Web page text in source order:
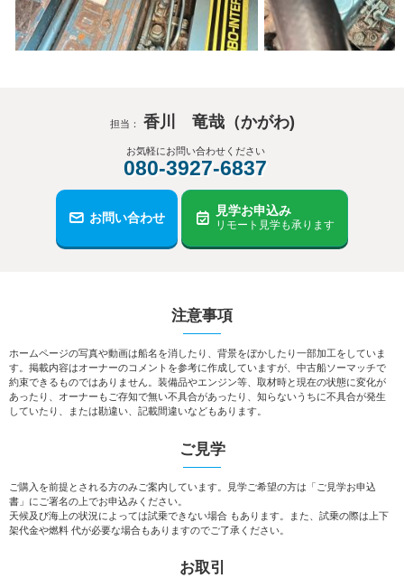
担当： 香川 竜哉（かがわ)
お気軽にお問い合わせください
080-3927-6837
お問い合わせ 見学お申込み
リモート見学も承ります
注意事項
ホームページの写真や動画は船名を消したり、背景をぼかしたり一部加工をしていま
す。掲載内容はオーナーのコメントを参考に作成していますが、中古船ソーマッチで
約束できるものではありません。装備品やエンジン等、取材時と現在の状態に変化が
あったり、オーナーもご存知で無い不具合があったり、知らないうちに不具合が発生
していたり、または勘違い、記載間違いなどもあります。
ご見学
ご購入を前提とされる方のみご案内しています。見学ご希望の方は「ご見学お申込
書」にご署名の上でお申込みください。
天候及び海上の状況によっては試乗できない場合 もあります。また、試乗の際は上下
架代金や燃料 代が必要な場合もありますのでご了承ください。
お取引